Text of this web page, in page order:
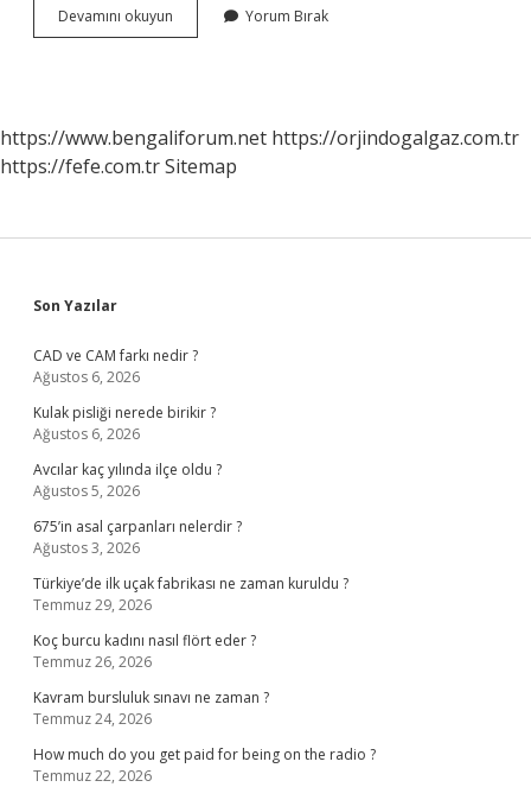
Devamını okuyun Yönetimin
Dört
Yorum Bırak
https://www.bengaliforum.net https://orjindogalgaz.com.tr
https://fefe.com.trSitemap
Sidebar
Son Yazılar
CAD ve CAM farkı nedir ?
Ağustos 6, 2026
Kulak pisliği nerede birikir ?
Ağustos 6, 2026
Avcılar kaç yılında ilçe oldu ?
Ağustos 5, 2026
675’in asal çarpanları nelerdir ?
Ağustos 3, 2026
Türkiye’de ilk uçak fabrikası ne zaman kuruldu ?
Temmuz 29, 2026
Koç burcu kadını nasıl flört eder ?
Temmuz 26, 2026
Kavram bursluluk sınavı ne zaman ?
Temmuz 24, 2026
How much do you get paid for being on the radio ?
Temmuz 22, 2026